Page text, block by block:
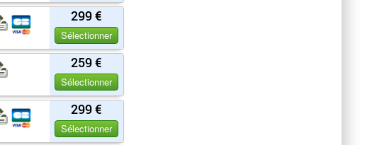
299 €
Sélectionner
259 €
Sélectionner
299 €
Sélectionner